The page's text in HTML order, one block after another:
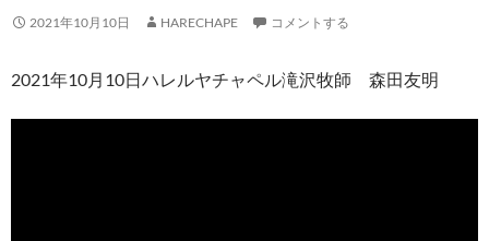
ス
ッ
2021年10月10日 HARECHAPE コメントする
2021年10月10日ハレルヤチャペル滝沢牧師 森田友明